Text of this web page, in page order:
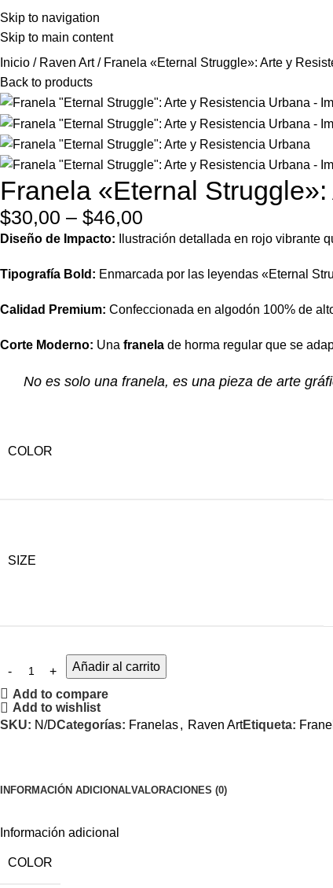
Skip to navigation
Skip to main content
Inicio Raven Art
Franela «Eternal Struggle»: Arte y
Back to products
Franela «Eternal
$30,00 – $46,00
Diseño de Impacto: Ilustración detallada en rojo vibrante
Tipografía Bold: Enmarcada por las leyendas «Eternal
Calidad Premium: Confeccionada en algodón 100% de
Corte Moderno: Una franela de horma regular que se
No es solo una franela, es una pieza de arte
COLOR
SIZE
Añadir al carrito
Add to compare
Add to wishlist
SKU: N/DCategorías: Franelas, Raven ArtEtiqueta:
INFORMACIÓN ADICIONALVALORACIONES (0)
Información adicional
COLOR